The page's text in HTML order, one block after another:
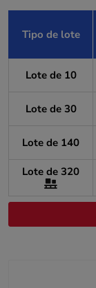
Tipo de lote
Lote de 10
Lote de 30
Lote de 140
Lote de 320